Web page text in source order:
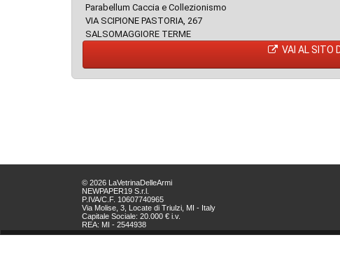
Parabellum Caccia e Collezionismo
VIA SCIPIONE PASTORIA, 267
SALSOMAGGIORE TERME
VAI AL SITO
© 2026 LaVetrinaDelleArmi
NEWPAPER19 S.r.l.
P.IVA/C.F. 10607740965
Via Molise, 3, Locate di Triulzi, MI - Italy
Capitale Sociale: 20.000 € i.v.
REA: MI - 2544938